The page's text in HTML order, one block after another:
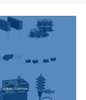
voltaje, Varistores,